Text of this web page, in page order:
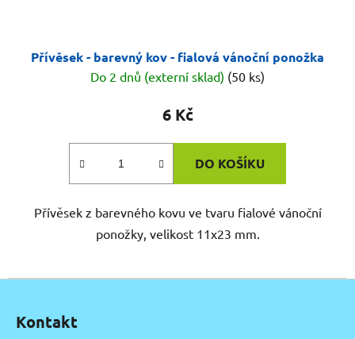
Přívěsek - barevný kov - fialová vánoční ponožka
Do 2 dnů (externí sklad) (50 ks)
6 Kč
DO KOŠÍKU
Přívěsek z barevného kovu ve tvaru fialové vánoční
ponožky, velikost 11x23 mm.
Kontakt